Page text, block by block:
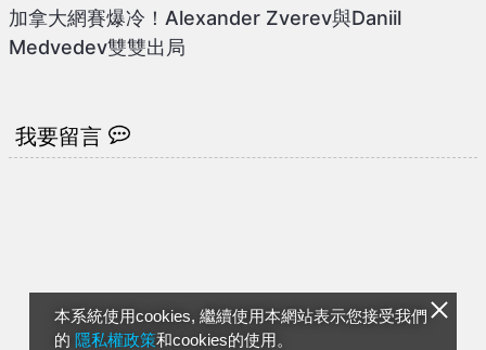
本系統使用cookies, 繼續使用本網站表示您接受我們
的 隱私權政策和cookies的使用。
加拿大網賽爆冷！Alexander Zverev與Daniil
Medvedev雙雙出局
我要留言